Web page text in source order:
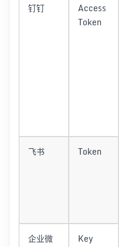
钉钉
Access
Token
飞书 Token
企业微
Key